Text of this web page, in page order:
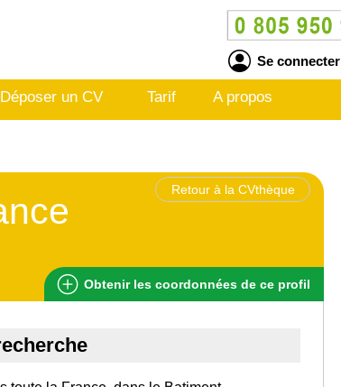
Se connecter
Déposer un CV Tarif A propos
Retour à la CVthèque
Obtenir les coordonnées de ce profil